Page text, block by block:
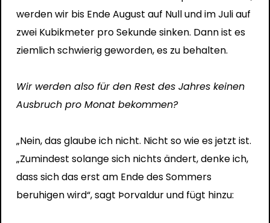
werden wir bis Ende August auf Null und im Juli auf
zwei Kubikmeter pro Sekunde sinken. Dann ist es
ziemlich schwierig geworden, es zu behalten.
Wir werden also für den Rest des Jahres keinen
Ausbruch pro Monat bekommen?
„Nein, das glaube ich nicht. Nicht so wie es jetzt ist.
„Zumindest solange sich nichts ändert, denke ich,
dass sich das erst am Ende des Sommers
beruhigen wird“, sagt Þorvaldur und fügt hinzu: